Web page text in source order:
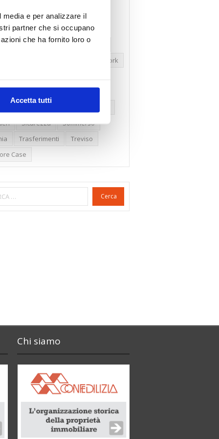
e per analizzare il
partner che si occupano
che ha fornito loro o
Accetta tutti
Firenze
Gabetti Spa
Deal
Green Party
Green
Irregolarità Formali
New York
Sicurezza
Sommerso
Trasferimenti
Treviso
Case
Cerca
Chi siamo